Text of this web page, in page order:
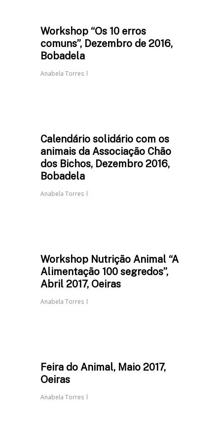
Workshop “Os 10 erros
comuns”, Dezembro de 2016,
Bobadela
Anabela Torres
Calendário solidário com os
animais da Associação Chão
dos Bichos, Dezembro 2016,
Bobadela
Anabela Torres
Workshop Nutrição Animal “A
Alimentação 100 segredos”,
Abril 2017, Oeiras
Anabela Torres
Feira do Animal, Maio 2017,
Oeiras
Anabela Torres